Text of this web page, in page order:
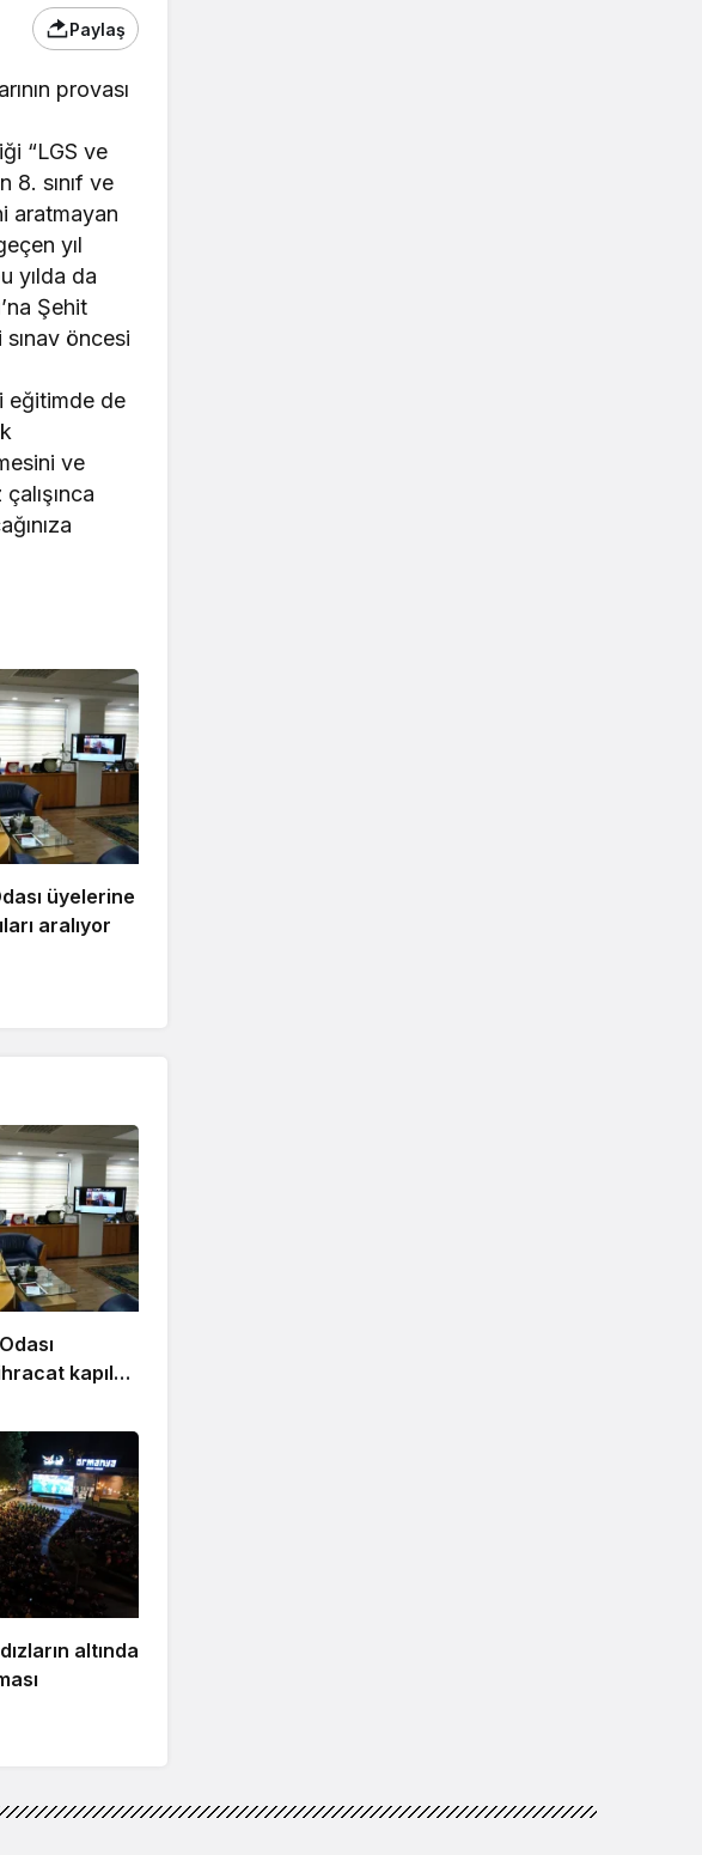
Paylaş
provası
“LGS ve
8. sınıf ve
aratmayan
yıl
yılda da
Şehit
öncesi
eğitimde de
ve
üyelerine
aralıyor
kapıları
altında